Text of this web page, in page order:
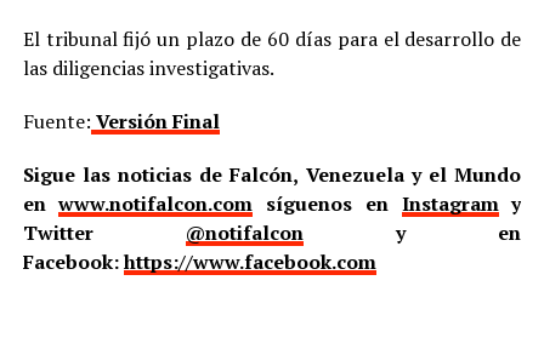
El tribunal fijó un plazo de 60 días para el desarrollo de
las diligencias investigativas.
Fuente: Versión Final
Sigue las noticias de Falcón, Venezuela y el Mundo
enwww.notifalcon.com síguenos en Instagramy
Twitter @notifalcony en
Facebook:https://www.facebook.com